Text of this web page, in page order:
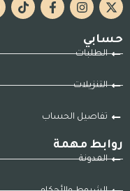
حسابي
الطلبات
التنزيلات
تفاصيل الحساب
روابط مهمة
المدونة